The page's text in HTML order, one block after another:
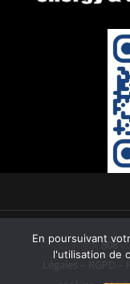
© Copyright808
Légales – RGPD
En poursuivant
l'utilisation de